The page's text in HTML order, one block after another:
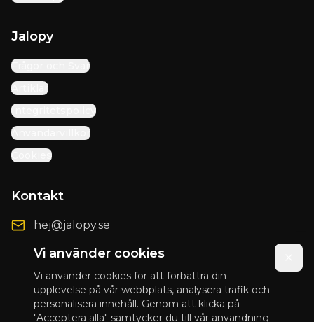
Vi använder cookies
Vi använder cookies för att förbättra din
upplevelse på vår webbplats, analysera trafik och
personalisera innehåll. Genom att klicka på
"Acceptera alla" samtycker du till vår användning
Jalopy
Frågor och Svar
Artiklar
Integritetspolicy
Användarvillkor
Cookies
Kontakt
hej@jalopy.se
Förbättringsförslag
© 2025 Jalopy. Alla rättigheter förbehållna.